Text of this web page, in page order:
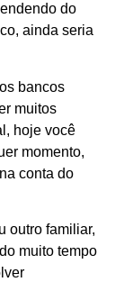
do
ainda seria
bancos
muitos
hoje você
momento,
conta do
outro familiar,
muito tempo